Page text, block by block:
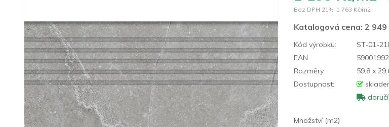
Bez DPH 21%: 1 763 Kč/m2
Katalogová cena:2 949
Kód výrobku:
ST-01-
EAN
Rozměry
59.8 x
Dostupnost:
Množství (m2)